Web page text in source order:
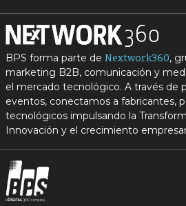
BPS forma parte de Nextwork360,
marketing B2B, comunicación y
el mercado tecnológico. A través de
eventos, conectamos a fabricantes,
tecnológicos impulsando la
Innovación y el crecimiento